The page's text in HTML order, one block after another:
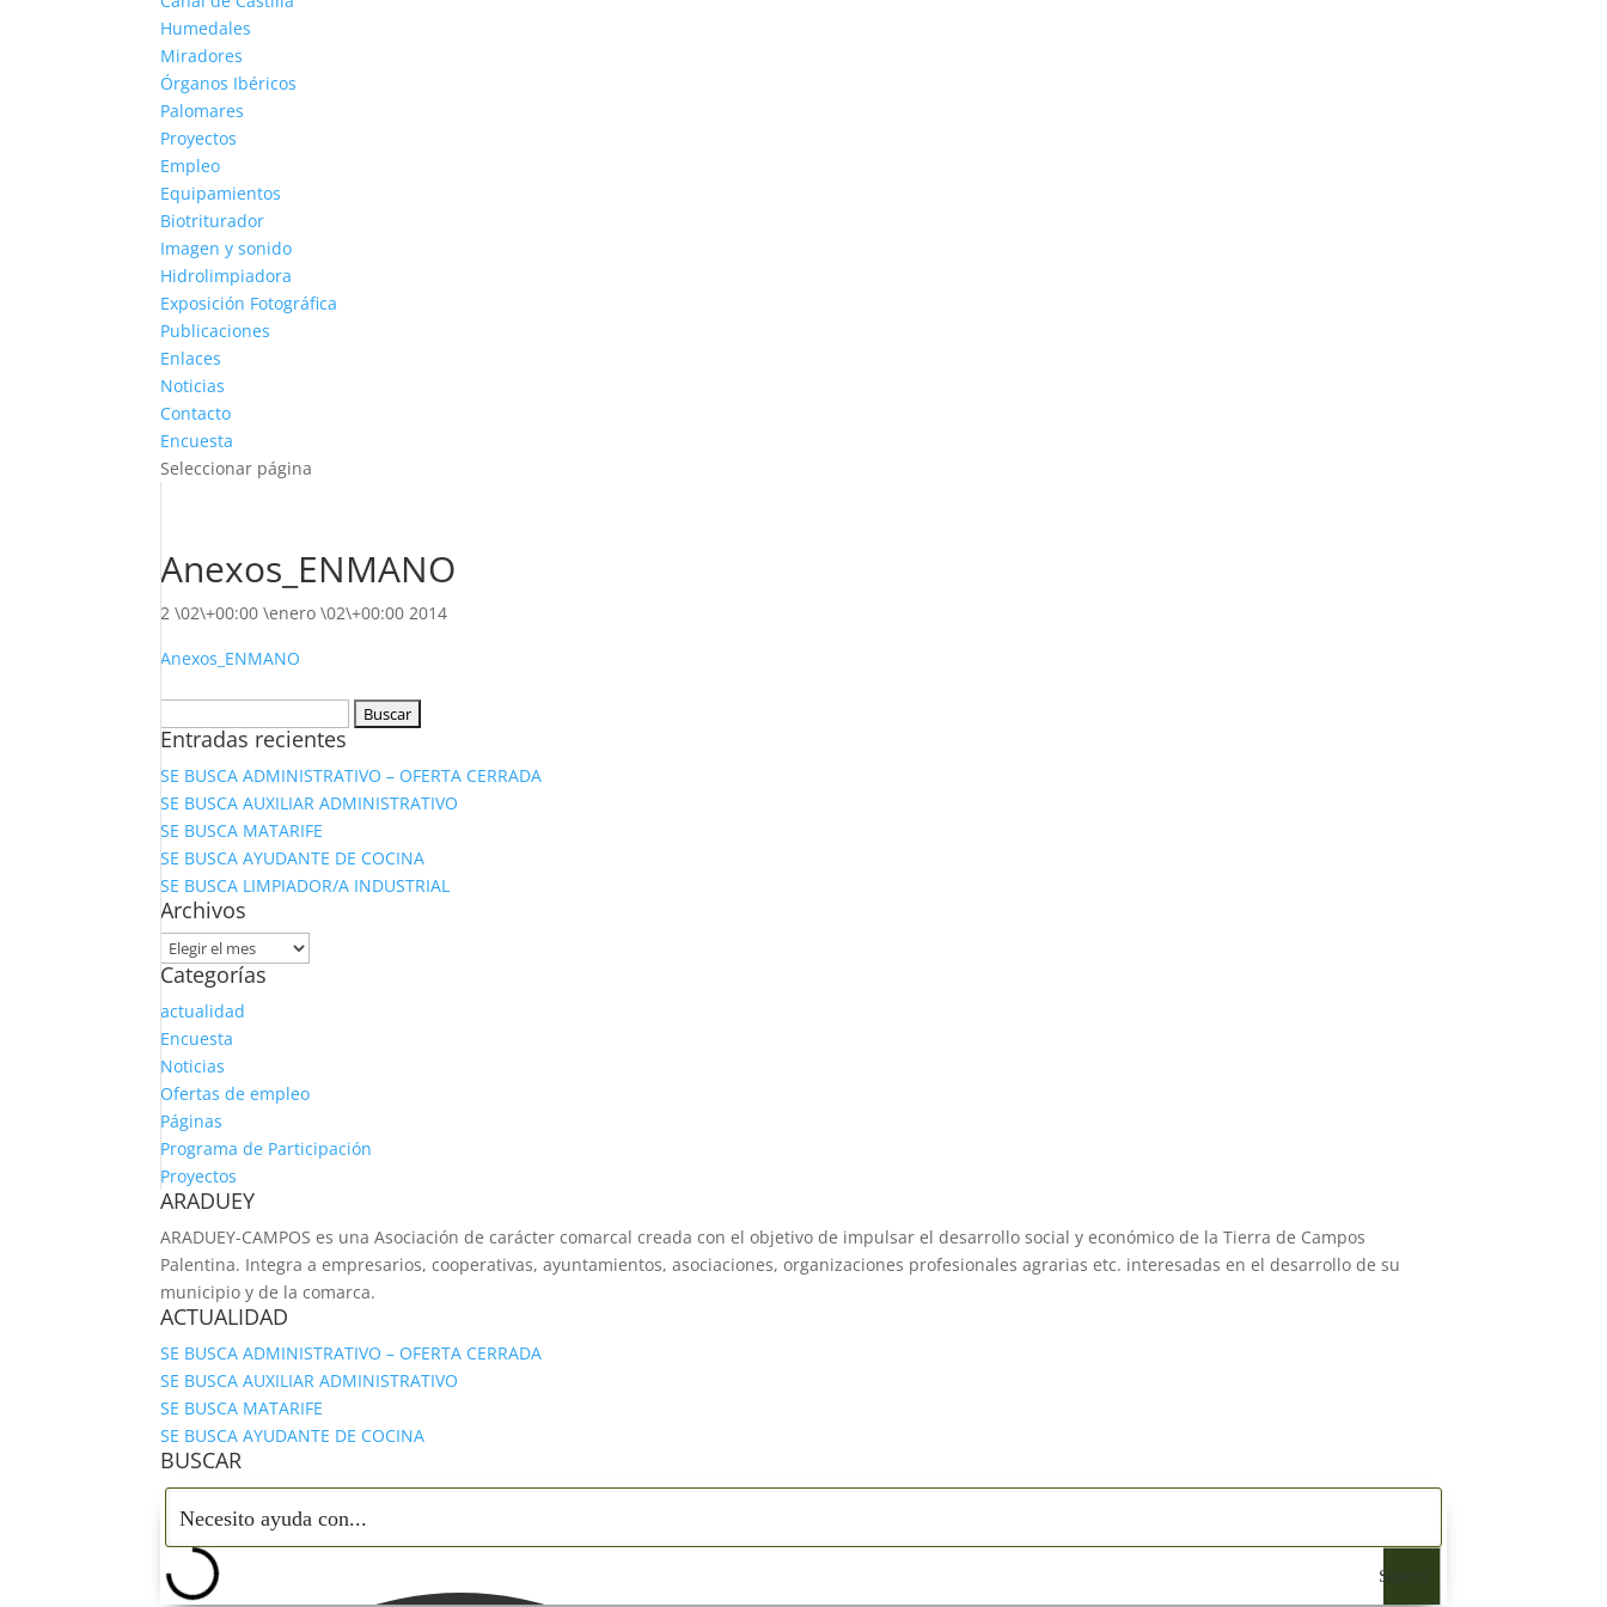
Humedales
Miradores
Órganos Ibéricos
Palomares
Proyectos
Empleo
Equipamientos
Biotriturador
Imagen y sonido
Hidrolimpiadora
Exposición Fotográfica
Publicaciones
Enlaces
Noticias
Contacto
Encuesta
Seleccionar página
Anexos_ENMANO
2 \02\+00:00 \enero \02\+00:00 2014
Anexos_ENMANO
Entradas recientes
SE BUSCA ADMINISTRATIVO – OFERTA CERRADA
SE BUSCA AUXILIAR ADMINISTRATIVO
SE BUSCA MATARIFE
SE BUSCA AYUDANTE DE COCINA
SE BUSCA LIMPIADOR/A INDUSTRIAL
Archivos
Archivos
Categorías
actualidad
Encuesta
Noticias
Ofertas de empleo
Páginas
Programa de Participación
Proyectos
ARADUEY
ARADUEY-CAMPOS es una Asociación de carácter comarcal creada con el objetivo de impulsar el desarrollo social y económico de la Tierra de Campos
Palentina. Integra a empresarios, cooperativas, ayuntamientos, asociaciones, organizaciones profesionales agrarias etc. interesadas en el desarrollo de su
municipio y de la comarca.
ACTUALIDAD
SE BUSCA ADMINISTRATIVO – OFERTA CERRADA
SE BUSCA AUXILIAR ADMINISTRATIVO
SE BUSCA MATARIFE
SE BUSCA AYUDANTE DE COCINA
BUSCAR
Search